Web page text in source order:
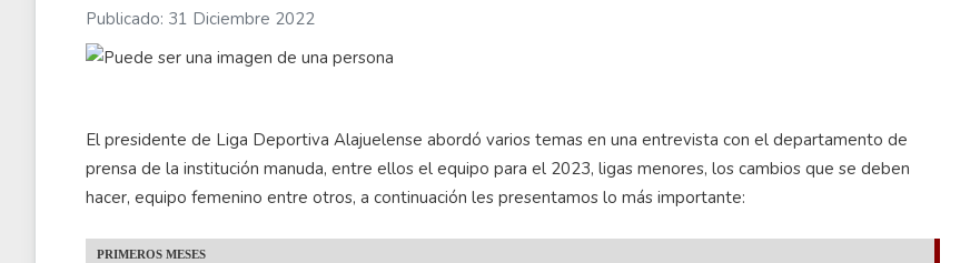
Publicado: 31 Diciembre 2022
El presidente de Liga Deportiva Alajuelense abordó varios temas en una entrevista con el departamento de
prensa de la institución manuda, entre ellos el equipo para el 2023, ligas menores, los cambios que se deben
hacer, equipo femenino entre otros, a continuación les presentamos lo más importante:
PRIMEROS MESES